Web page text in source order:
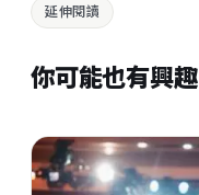
延伸閱讀
你可能也有興趣